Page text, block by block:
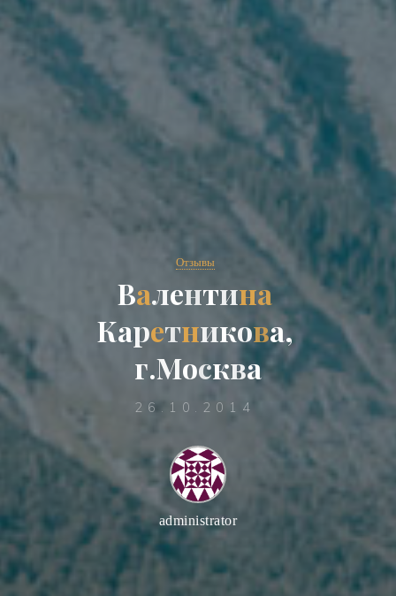
Отзывы
Валентина
Каретникова,
г.Москва
26.10.2014
administrator